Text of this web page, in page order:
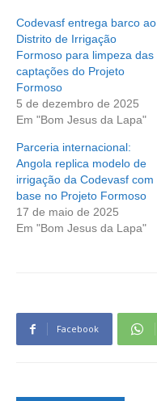
Codevasf entrega barco ao
Distrito de Irrigação
Formoso para limpeza das
captações do Projeto
Formoso
5 de dezembro de 2025
Em "Bom Jesus da Lapa"
Parceria internacional:
Angola replica modelo de
irrigação da Codevasf com
base no Projeto Formoso
17 de maio de 2025
Em "Bom Jesus da Lapa"
Facebook